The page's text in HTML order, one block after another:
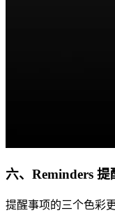
六、Reminders 提
提醒事项的三个色彩